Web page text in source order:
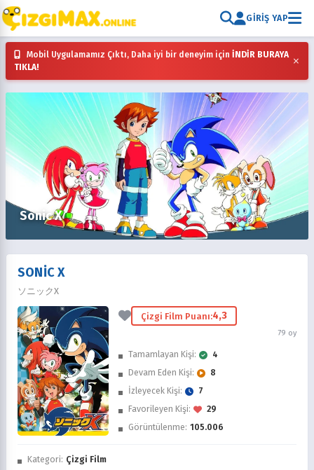
GIRIŞ YAP
Mobil Uygulamamız Çıktı, Daha iyi bir deneyim için İNDİR BURAYA
TIKLA!
×
Sonic X
İzledim
SONIC X
ソニックX
Çizgi Film Puanı:4,3
79 oy
Kategori: Çizgi Film
Tamamlayan Kişi:
4
Devam Eden Kişi:
8
İzleyecek Kişi:
7
Favorileyen Kişi:
29
Görüntülenme: 105.006